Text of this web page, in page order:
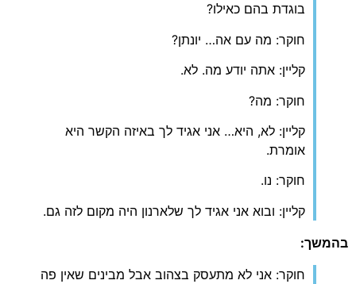
בוגדת בהם כאילו?
חוקר: מה עם אה… יונתן?
קליין: אתה יודע מה. לא.
חוקר: מה?
קליין: לא, היא… אני אגיד לך באיזה הקשר היא
אומרת.
חוקר: נו.
קליין: ובוא אני אגיד לך שלארנון היה מקום לזה גם.
בהמשך:
חוקר: אני לא מתעסק בצהוב אבל מבינים שאין פה